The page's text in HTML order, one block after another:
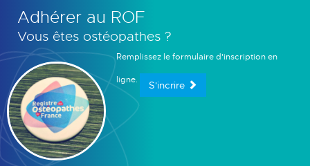
Adhérer au ROF
Vous êtes ostéopathes ?
Remplissez le formulaire d'inscription en
ligne. S'incrire